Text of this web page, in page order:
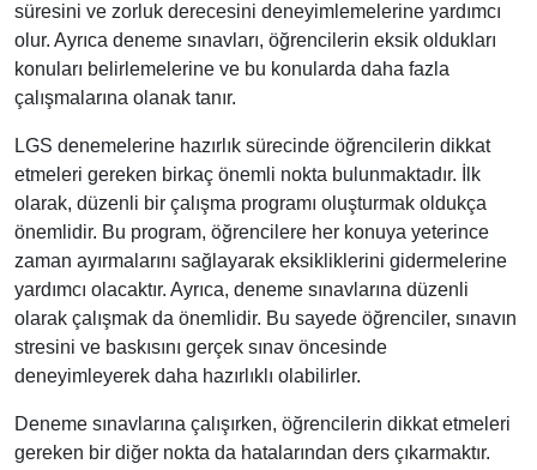
süresini ve zorluk derecesini deneyimlemelerine yardımcı
olur. Ayrıca deneme sınavları, öğrencilerin eksik oldukları
konuları belirlemelerine ve bu konularda daha fazla
çalışmalarına olanak tanır.
LGS denemelerine hazırlık sürecinde öğrencilerin dikkat
etmeleri gereken birkaç önemli nokta bulunmaktadır. İlk
olarak, düzenli bir çalışma programı oluşturmak oldukça
önemlidir. Bu program, öğrencilere her konuya yeterince
zaman ayırmalarını sağlayarak eksikliklerini gidermelerine
yardımcı olacaktır. Ayrıca, deneme sınavlarına düzenli
olarak çalışmak da önemlidir. Bu sayede öğrenciler, sınavın
stresini ve baskısını gerçek sınav öncesinde
deneyimleyerek daha hazırlıklı olabilirler.
Deneme sınavlarına çalışırken, öğrencilerin dikkat etmeleri
gereken bir diğer nokta da hatalarından ders çıkarmaktır.